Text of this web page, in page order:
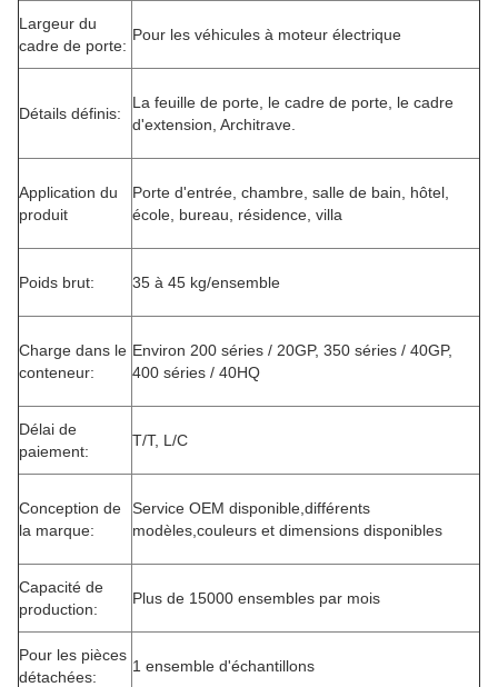
Largeur du
cadre de porte:
Pour les véhicules à moteur électrique
Détails définis:
La feuille de porte, le cadre de porte, le cadre
d'extension, Architrave.
Application du
produit
Porte d'entrée, chambre, salle de bain, hôtel,
école, bureau, résidence, villa
Poids brut: 35 à 45 kg/ensemble
Charge dans le
conteneur:
Environ 200 séries / 20GP, 350 séries / 40GP,
400 séries / 40HQ
Délai de
paiement:
T/T, L/C
Conception de
la marque:
Service OEM disponible,différents
modèles,couleurs et dimensions disponibles
Capacité de
production:
Plus de 15000 ensembles par mois
Pour les pièces
détachées:
1 ensemble d'échantillons